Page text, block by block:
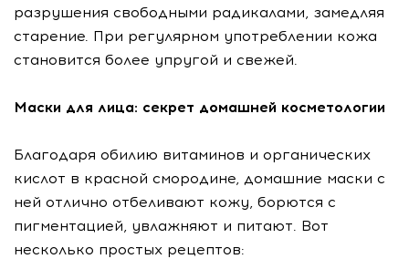
разрушения свободными радикалами, замедляя
старение. При регулярном употреблении кожа
становится более упругой и свежей.
Маски для лица: секрет домашней косметологии
Благодаря обилию витаминов и органических
кислот в красной смородине, домашние маски с
ней отлично отбеливают кожу, борются с
пигментацией, увлажняют и питают. Вот
несколько простых рецептов: